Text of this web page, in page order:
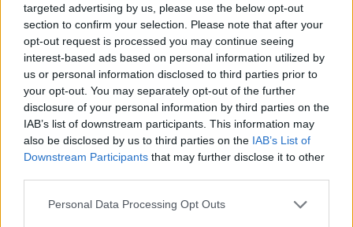
targeted advertising by us, please use the below opt-out
section to confirm your selection. Please note that after your
opt-out request is processed you may continue seeing
interest-based ads based on personal information utilized by
us or personal information disclosed to third parties prior to
your opt-out. You may separately opt-out of the further
disclosure of your personal information by third parties on the
IAB’s list of downstream participants. This information may
also be disclosed by us to third parties on the IAB’s List of
Downstream Participants that may further disclose it to other
Personal Data Processing Opt Outs
Προσφάτωςη Standard & Poor's και η Moody'sέδωσαν
ισχυρή ψήφο εμπιστοσύνης στις τράπεζες προχωρώντας
στην αναβάθμιση των ελληνικών τραπεζών
Όπως σημειώνει ηS&P, η ενεργός εκκαθάριση των
ισολογισμών του ελληνικού τραπεζικού συστήματος
πλησιάζει στο τέλος της, καθώς οι ελληνικές τράπεζες
επιτυγχάνουν πλήρη ανάκαμψη μετά την κρίση και αρχίζουν
να επωφελούνται από τη θετική οικονομική δυναμική στην
Ελλάδα.
Οι τράπεζες στην Ελλάδα έχουν επίσης, μεμονωμένα η κάθε